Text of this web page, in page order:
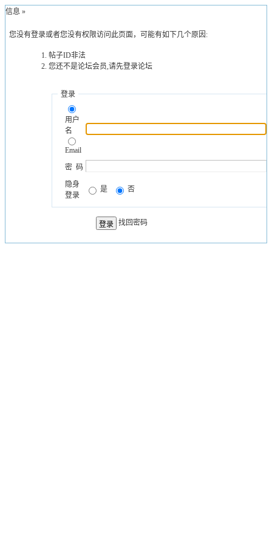
信息 »
您没有登录或者您没有权限访问此页面，可能有如下几个原因:
帖子ID非法
您还不是论坛会员,请先登录论坛
登录
用户
名
Email
密 码
隐身
登录
是 否
找回密码